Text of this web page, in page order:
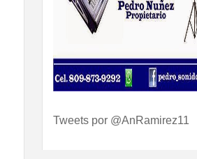
Tweets por @AnRamirez11